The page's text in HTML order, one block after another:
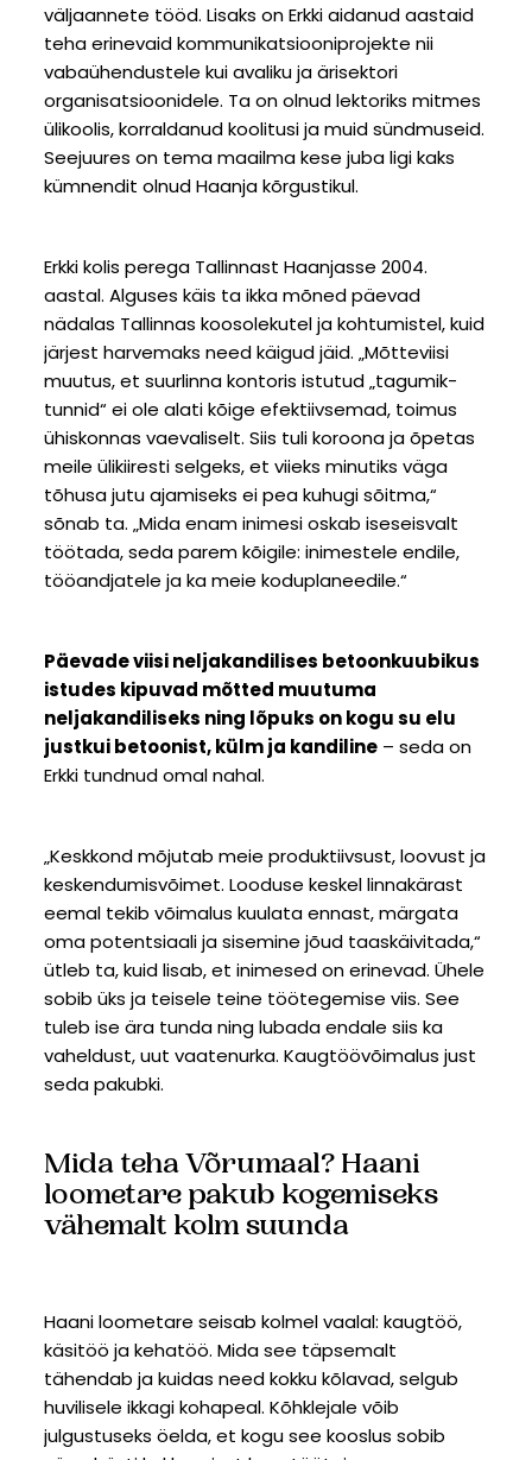
väljaannete tööd. Lisaks on Erkki aidanud aastaid
teha erinevaid kommunikatsiooniprojekte nii
vabaühendustele kui avaliku ja ärisektori
organisatsioonidele. Ta on olnud lektoriks mitmes
ülikoolis, korraldanud koolitusi ja muid sündmuseid.
Seejuures on tema maailma kese juba ligi kaks
kümnendit olnud Haanja kõrgustikul.
Erkki kolis perega Tallinnast Haanjasse 2004.
aastal. Alguses käis ta ikka mõned päevad
nädalas Tallinnas koosolekutel ja kohtumistel, kuid
järjest harvemaks need käigud jäid. „Mõtteviisi
muutus, et suurlinna kontoris istutud „tagumik-
tunnid“ ei ole alati kõige efektiivsemad, toimus
ühiskonnas vaevaliselt. Siis tuli koroona ja õpetas
meile ülikiiresti selgeks, et viieks minutiks väga
tõhusa jutu ajamiseks ei pea kuhugi sõitma,“
sõnab ta. „Mida enam inimesi oskab iseseisvalt
töötada, seda parem kõigile: inimestele endile,
tööandjatele ja ka meie koduplaneedile.“
Päevade viisi neljakandilises betoonkuubikus
istudes kipuvad mõtted muutuma
neljakandiliseks ning lõpuks on kogu su elu
justkui betoonist, külm ja kandiline – seda on
Erkki tundnud omal nahal.
„Keskkond mõjutab meie produktiivsust, loovust ja
keskendumisvõimet. Looduse keskel linnakärast
eemal tekib võimalus kuulata ennast, märgata
oma potentsiaali ja sisemine jõud taaskäivitada,“
ütleb ta, kuid lisab, et inimesed on erinevad. Ühele
sobib üks ja teisele teine töötegemise viis. See
tuleb ise ära tunda ning lubada endale siis ka
vaheldust, uut vaatenurka. Kaugtöövõimalus just
seda pakubki.
Mida teha Võrumaal? Haani
loometare pakub kogemiseks
vähemalt kolm suunda
Haani loometare seisab kolmel vaalal: kaugtöö,
käsitöö ja kehatöö. Mida see täpsemalt
tähendab ja kuidas need kokku kõlavad, selgub
huvilisele ikkagi kohapeal. Kõhklejale võib
julgustuseks öelda, et kogu see kooslus sobib